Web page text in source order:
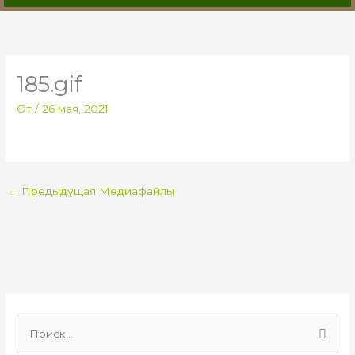
185.gif
От/26 мая, 2021
← Предыдущая Медиафайлы